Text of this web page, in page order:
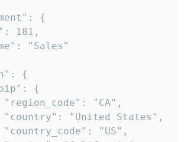
{
181,
"Sales"
{
{
"CA",
"country": "United States",
"US",